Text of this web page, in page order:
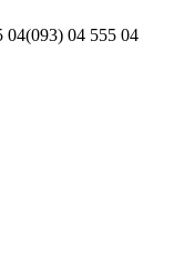
04(093) 04 555 04